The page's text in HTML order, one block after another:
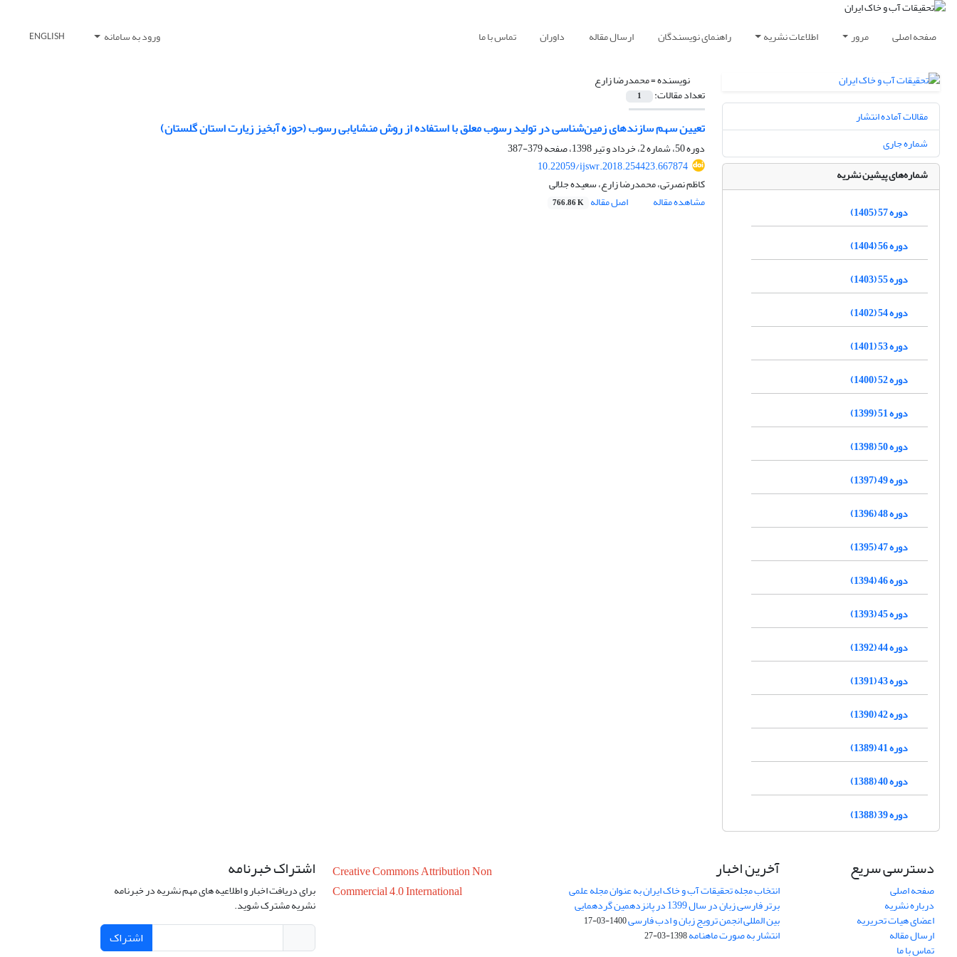
صفحه اصلی مرور اطلاعات نشریه راهنمای نویسندگان ارسال مقاله داوران تماس با ما ورود به سامانه ENGLISH
نویسنده =محمدرضا زارع
تعداد مقالات: 1
تعیین سهم سازندهای زمین‌شناسی در تولید رسوب معلق با استفاده از روش منشایابی رسوب (حوزه آبخیز زیارت استان گلستان)
دوره 50، شماره 2، خرداد و تیر 1398، صفحه
379-387
10.22059/ijswr.2018.254423.667874
کاظم نصرتی، محمدرضا زارع، سعیده جلالی
مشاهده مقاله
اصل مقاله 766.86 K
مقالات آماده انتشار
شماره جاری
شماره‌های پیشین نشریه
دوره 57 (1405)
دوره 56 (1404)
دوره 55 (1403)
دوره 54 (1402)
دوره 53 (1401)
دوره 52 (1400)
دوره 51 (1399)
دوره 50 (1398)
دوره 49 (1397)
دوره 48 (1396)
دوره 47 (1395)
دوره 46 (1394)
دوره 45 (1393)
دوره 44 (1392)
دوره 43 (1391)
دوره 42 (1390)
دوره 41 (1389)
دوره 40 (1388)
دوره 39 (1388)
دسترسی سریع
صفحه اصلی
درباره نشریه
اعضای هیات تحریریه
ارسال مقاله
تماس با ما
آخرین اخبار
انتخاب مجله تحقیقات آب و خاک ایران به عنوان مجله علمی
برتر فارسی زبان در سال 1399 در پانزدهمین گردهمایی
بین المللی انجمن ترویج زبان و ادب فارسی1400-03-17
انتشار به صورت ماهنامه1398-03-27
Creative Commons Attribution Non
Commercial 4.0 International
اشتراک خبرنامه
برای دریافت اخبار و اطلاعیه های مهم نشریه در خبرنامه
نشریه مشترک شوید.
اشتراک